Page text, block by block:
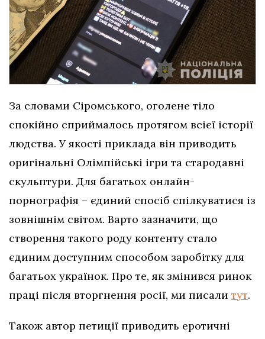
За словами Сіромського, оголене тіло
спокійно сприймалось протягом всієї історії
людства. У якості приклада він приводить
оригінальні Олімпійські ігри та стародавні
скульптури. Для багатьох онлайн-
порнографія – єдиний спосіб спілкуватися із
зовнішнім світом. Варто зазначити, що
створення такого роду контенту стало
єдиним доступним способом заробітку для
багатьох українок. Про те, як змінився ринок
праці після вторгнення росії, ми писали тут.
Також автор петиції приводить еротичні